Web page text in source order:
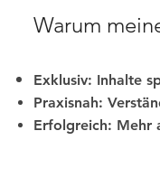
Warum
Exklusiv: Inhalte
Praxisnah:
Erfolgreich: Mehr